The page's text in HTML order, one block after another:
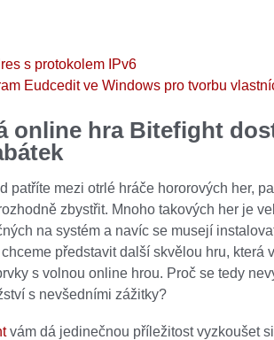
s protokolem IPv6
Eudcedit ve Windows pro tvorbu
online hra Bitefight
patříte mezi otrlé hráče hororových her,
zbystřit. Mnoho takových her je
na systém a navíc se musejí
představit další skvělou hru, která
s volnou online hrou. Proč se tedy
s nevšedními zážitky?
vám dá jedinečnou příležitost vyzkoušet